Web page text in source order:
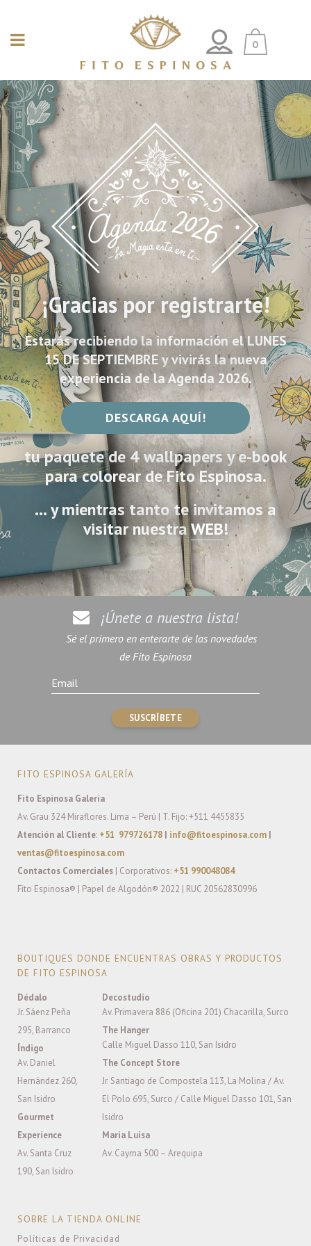
0
¡Gracias por registrarte!
Estarás recibiendo la información el LUNES
15 DE SEPTIEMBRE y vivirás la nueva
experiencia de la Agenda 2026.
DESCARGA AQUÍ!
tu paquete de 4 wallpapers y e-book
para colorear de Fito Espinosa.
… y mientras tanto te invitamos a
visitar nuestraWEB!
¡Únete a nuestra lista!
Sé el primero en enterarte de las novedades
de Fito Espinosa
FITO ESPINOSA GALERÍA
Fito Espinosa Galería
Av. Grau 324 Miraflores. Lima – Perú | T. Fijo: +511 4455835
Atención al Cliente: +51 979726178 | info@fitoespinosa.com |
ventas@fitoespinosa.com
Contactos Comerciales | Corporativos: +51 990048084
Fito Espinosa® | Papel de Algodón® 2022 | RUC 20562830996
BOUTIQUES DONDE ENCUENTRAS OBRAS Y PRODUCTOS
DE FITO ESPINOSA
Dédalo
Jr. Sáenz Peña
295, Barranco
Índigo
Av. Daniel
Hernández 260,
San Isidro
Gourmet
Experience
Av. Santa Cruz
190, San Isidro
Decostudio
Av. Primavera 886 (Oficina 201) Chacarilla, Surco
The Hanger
Calle Miguel Dasso 110, San Isidro
The Concept Store
Jr. Santiago de Compostela 113, La Molina / Av.
El Polo 695, Surco / Calle Miguel Dasso 101, San
Isidro
Maria Luisa
Av. Cayma 500 – Arequipa
SOBRE LA TIENDA ONLINE
Políticas de Privacidad